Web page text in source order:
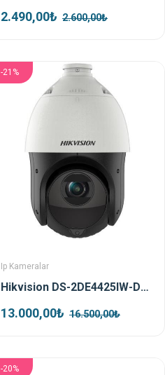
2.490,00₺ 2.600,00₺
-21%
Ip Kameralar
Hikvision DS-2DE4425IW-DE-T5 4 Mp 25x Ptz Ip Kamera
13.000,00₺ 16.500,00₺
-20%